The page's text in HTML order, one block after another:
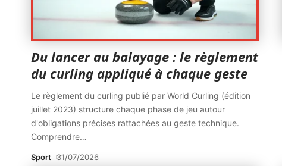
Du lancer au balayage : le règlement
du curling appliqué à chaque geste
Le règlement du curling publié par World Curling (édition
juillet 2023) structure chaque phase de jeu autour
d'obligations précises rattachées au geste technique.
Comprendre…
Sport 31/07/2026